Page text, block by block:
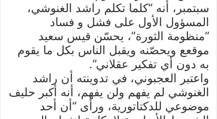
سبتمبر، أنه “كلما تكلم راشد الغنوشي،
المسؤول الأول على فشل و فساد
“منظومة الثورة”، يحسّن قيس سعيد
موقعع ويحصّنه ويقبل الناس بكل ما يقوم
به دون أي تفكير عقلاني”.
واعتبر العجبوني، في تدوينته أن راشد
الغنوشي لم يفهم ولن يفهم، أنه أكبر حليف
موضوعي للدكتاتورية، ورأى “أن أحد